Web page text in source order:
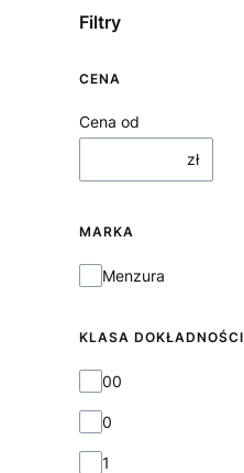
Filtry
CENA
Cena od
zł
MARKA
MarkaMenzura
KLASA DOKŁADNOŚCI
Klasa dokładności
00
0
1